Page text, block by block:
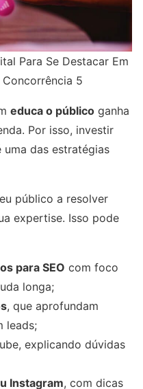
Para Se Destacar Em
5
educa o público ganha
Por isso, investir
uma das estratégias
público a resolver
expertise. Isso pode
para SEO com foco
longa;
, que aprofundam
leads;
explicando dúvidas
Instagram, com dicas